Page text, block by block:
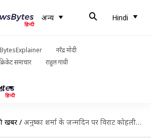
अन्य Hindi
नरेंद्र मोदी
समाचार राहुल गांधी
खबरें / अनुष्का शर्मा के जन्मदिन पर विराट कोहली ने साझा की खूबसूरत अनदेखी तस्वीरें, कही ये बात